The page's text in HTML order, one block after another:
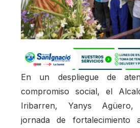
En un despliegue de
compromiso social, el
Iribarren, Yanys
jornada de